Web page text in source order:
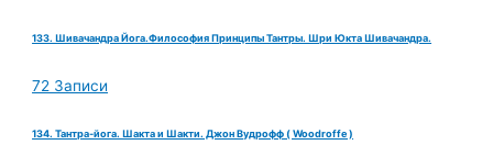
133. Шивачандра Йога.Философия Принципы Тантры. Шри Юкта Шивачандра.
72 Записи
134. Тантра-йога. Шакта и Шакти. Джон Вудрофф ( Woodroffe )